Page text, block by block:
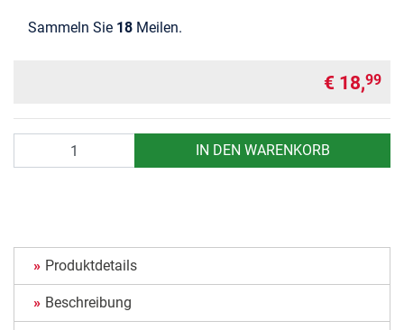
Sammeln Sie 18 Meilen.
€ 18,99
IN DEN WARENKORB
Produktdetails
Beschreibung